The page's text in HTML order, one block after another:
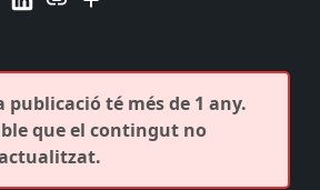
publicació té més de 1 any.
que el contingut no